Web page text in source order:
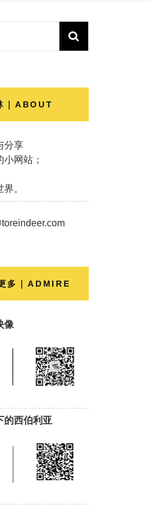
｜ABOUT
分享
网站；
。
多｜ADMIRE
像
的西伯利亚